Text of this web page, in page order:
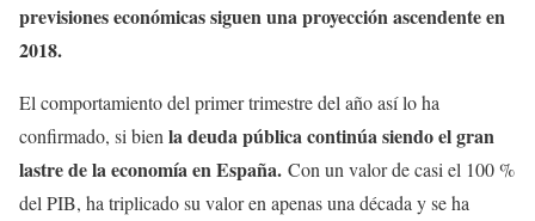
previsiones económicas siguen una proyección ascendente en
2018.
El comportamiento del primer trimestre del año así lo ha
confirmado, si bien la deuda pública continúa siendo el gran
lastre de la economía en España. Con un valor de casi el 100 %
del PIB, ha triplicado su valor en apenas una década y se ha